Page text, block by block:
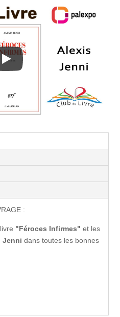
:
"Féroces Infirmes" et les
Jenni dans toutes les bonnes